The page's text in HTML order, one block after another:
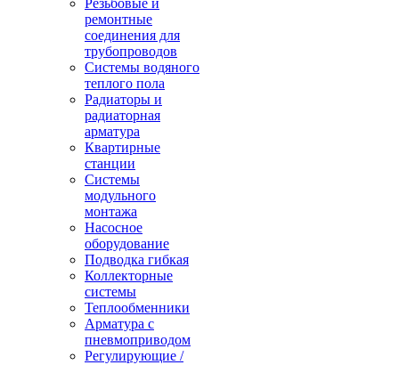
Резьбовые и
ремонтные
соединения для
трубопроводов
Системы водяного
теплого пола
Радиаторы и
радиаторная
арматура
Квартирные
станции
Системы
модульного
монтажа
Насосное
оборудование
Подводка гибкая
Коллекторные
системы
Теплообменники
Арматура с
пневмоприводом
Регулирующие /